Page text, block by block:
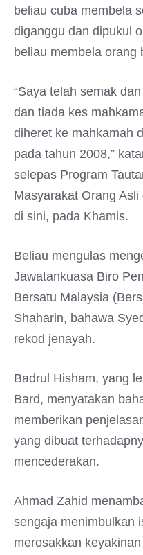
beliau cuba membela
diganggu dan dipukul
beliau membela orang
“Saya telah semak
dan tiada kes
diheret ke mahkamah
pada tahun 2008,”
selepas Program
Masyarakat Orang
di sini, pada Khamis.
Beliau mengulas
Jawatankuasa Biro
Bersatu Malaysia
Shaharin, bahawa
rekod jenayah.
Badrul Hisham, yang
Bard, menyatakan
memberikan
yang dibuat
mencederakan.
Ahmad Zahid
sengaja menimbulkan
merosakkan